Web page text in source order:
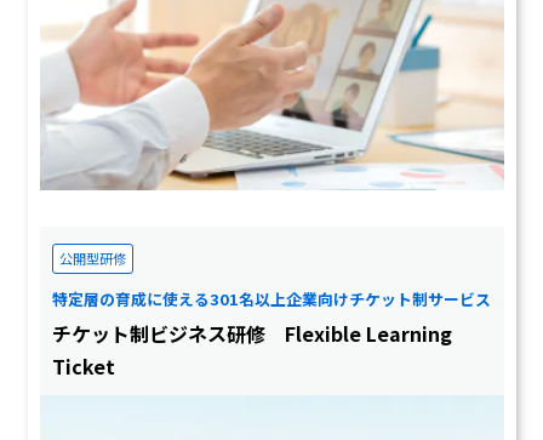
公開型研修
特定層の育成に使える301名以上企業向けチケット制サービス
チケット制ビジネス研修 Flexible Learning
Ticket